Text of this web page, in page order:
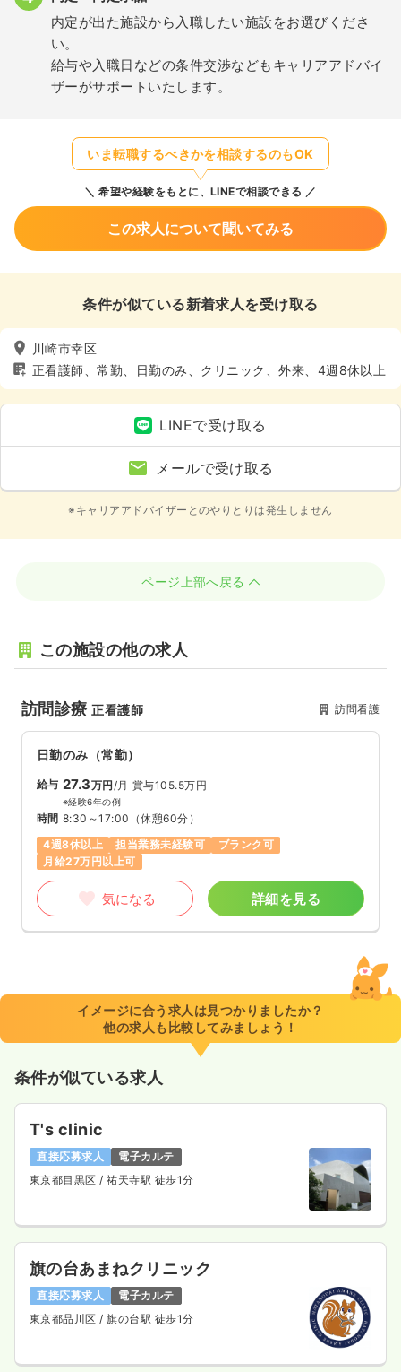
内定が出た施設から入職したい施設をお選びくださ
い。
給与や入職日などの条件交渉などもキャリアアドバイ
ザーがサポートいたします。
いま転職するべきかを相談するのもOK
希望や経験をもとに、LINEで相談できる
この求人について聞いてみる
条件が似ている新着求人を受け取る
川崎市幸区
正看護師、常勤、日勤のみ、クリニック、外来、4週8休以上
LINEで受け取る
メールで受け取る
※キャリアアドバイザーとのやりとりは発生しません
ページ上部へ戻る
この施設の他の求人
訪問診療正看護師 訪問看護
日勤のみ（常勤）
給与 27.3万円/月 賞与105.5万円
※経験6年の例
時間 8:30～17:00 （休憩60分）
4週8休以上
担当業務未経験可
ブランク可
月給27万円以上可
気になる 詳細を見る
イメージに合う求人は見つかりましたか？
他の求人も比較してみましょう！
条件が似ている求人
T's clinic
直接応募求人
電子カルテ
東京都目黒区/ 祐天寺駅 徒歩1分
旗の台あまねクリニック
直接応募求人
電子カルテ
東京都品川区/ 旗の台駅 徒歩1分